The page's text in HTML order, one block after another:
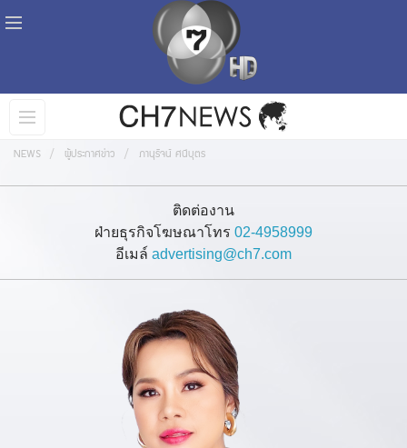
NEWS ผู้ประกาศข่าว ภานุรัจน์ ศนีบุตร
ติดต่องาน
ฝ่ายธุรกิจโฆษณาโทร 02-4958999
อีเมล์ advertising@ch7.com